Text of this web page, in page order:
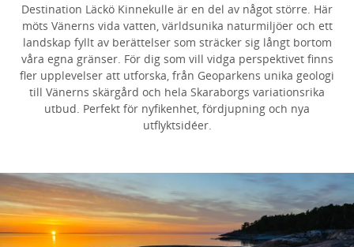
Destination Läckö Kinnekulle är en del av något större. Här
möts Vänerns vida vatten, världsunika naturmiljöer och ett
landskap fyllt av berättelser som sträcker sig långt bortom
våra egna gränser. För dig som vill vidga perspektivet finns
fler upplevelser att utforska, från Geoparkens unika geologi
till Vänerns skärgård och hela Skaraborgs variationsrika
utbud. Perfekt för nyfikenhet, fördjupning och nya
utflyktsidéer.